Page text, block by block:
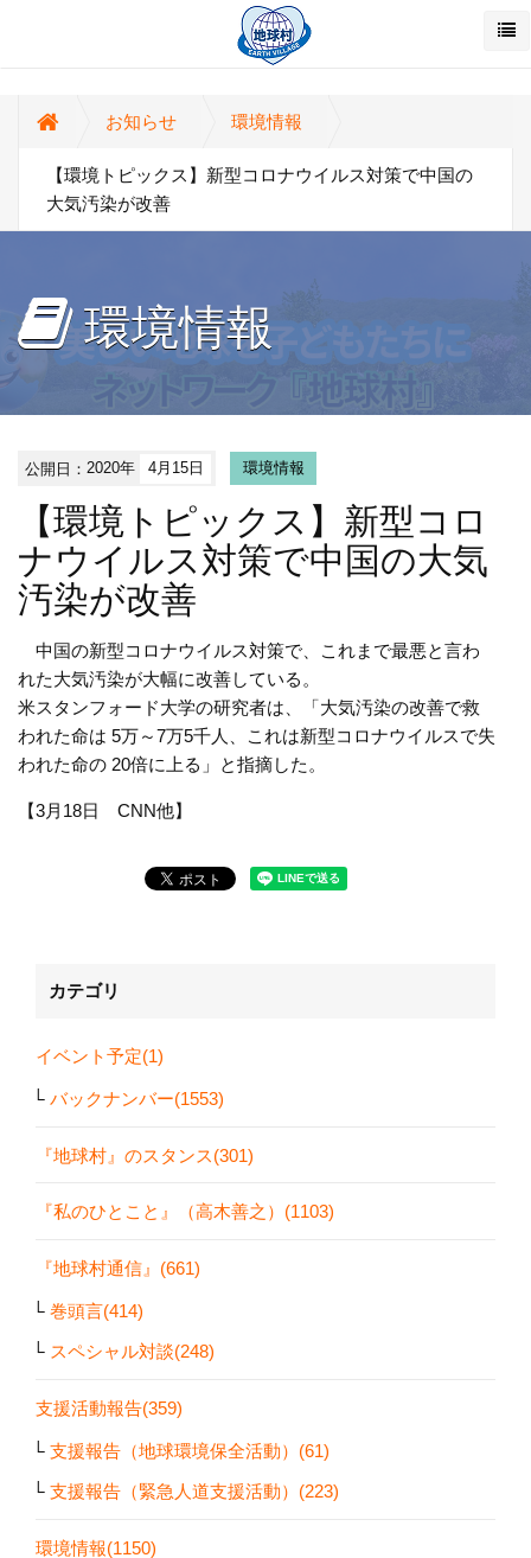
お知らせ 環境情報
【環境トピックス】新型コロナウイルス対策で中国の
大気汚染が改善
環境情報
公開日：2020年 4月15日 環境情報
【環境トピックス】新型コロ
ナウイルス対策で中国の大気
汚染が改善
中国の新型コロナウイルス対策で、これまで最悪と言わ
れた大気汚染が大幅に改善している。
米スタンフォード大学の研究者は、「大気汚染の改善で救
われた命は 5万～7万5千人、これは新型コロナウイルスで失
われた命の 20倍に上る」と指摘した。
【3月18日 CNN他】
カテゴリ
イベント予定(1)
バックナンバー(1553)
『地球村』のスタンス(301)
『私のひとこと』（高木善之）(1103)
『地球村通信』(661)
巻頭言(414)
スペシャル対談(248)
支援活動報告(359)
支援報告（地球環境保全活動）(61)
支援報告（緊急人道支援活動）(223)
環境情報(1150)